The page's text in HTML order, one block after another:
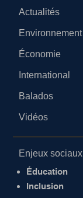
Actualités
Environnement
Économie
International
Balados
Vidéos
Enjeux sociaux
Éducation
Inclusion